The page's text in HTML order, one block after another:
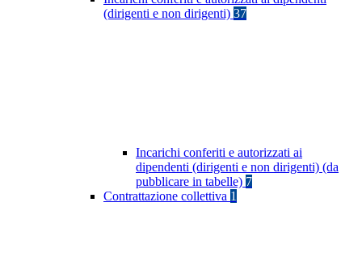
(dirigenti e non dirigenti) 37
Incarichi conferiti e autorizzati ai
dipendenti (dirigenti e non dirigenti) (da
pubblicare in tabelle) 7
Contrattazione collettiva 1